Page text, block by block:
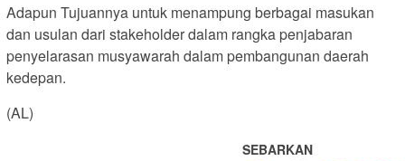
Adapun Tujuannya untuk menampung berbagai masukan
dan usulan dari stakeholder dalam rangka penjabaran
penyelarasan musyawarah dalam pembangunan daerah
kedepan.
(AL)
SEBARKAN